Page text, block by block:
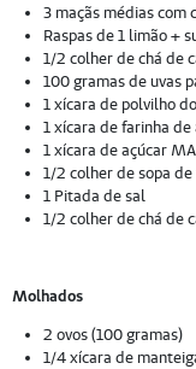
3 maçãs médias com
Raspas de 1 limão +
1/2 colher de chá de
100 gramas de uvas
1 xícara de polvilho
1 xícara de farinha de
1 xícara de açúcar
1/2 colher de sopa
1 Pitada de sal
1/2 colher de chá de
Molhados
2 ovos (100 gramas)
1/4 xícara de